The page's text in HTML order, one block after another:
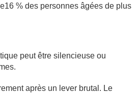
% des personnes âgées de plus
peut être silencieuse ou
après un lever brutal. Le